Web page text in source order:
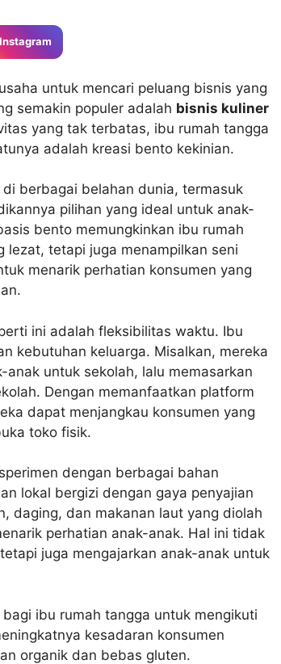
Instagram
untuk mencari peluang bisnis yang
semakin populer adalah bisnis kuliner
yang tak terbatas, ibu rumah tangga
adalah kreasi bento kekinian.
berbagai belahan dunia, termasuk
pilihan yang ideal untuk anak-
bento memungkinkan ibu rumah
lezat, tetapi juga menampilkan seni
menarik perhatian konsumen yang
ini adalah fleksibilitas waktu. Ibu
kebutuhan keluarga. Misalkan, mereka
untuk sekolah, lalu memasarkan
Dengan memanfaatkan platform
dapat menjangkau konsumen yang
toko fisik.
dengan berbagai bahan
lokal bergizi dengan gaya penyajian
daging, dan makanan laut yang diolah
perhatian anak-anak. Hal ini tidak
juga mengajarkan anak-anak untuk
ibu rumah tangga untuk mengikuti
kesadaran konsumen
organik dan bebas gluten.